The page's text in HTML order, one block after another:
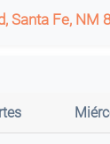
Santa Fe, NM